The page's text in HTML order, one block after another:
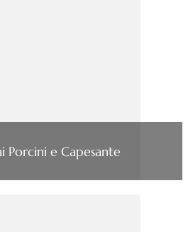
Porcini e Capesante